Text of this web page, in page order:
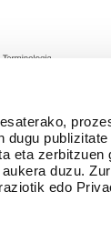
dugu publizitate
eta zerbitzuen
duzu.
edo